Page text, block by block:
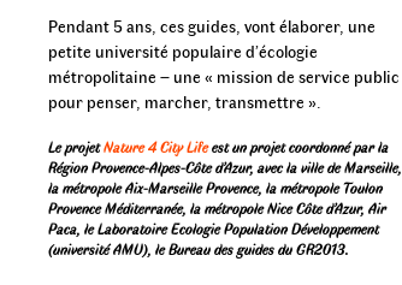
Pendant 5 ans, ces guides, vont élaborer, une
petite université populaire d’écologie
métropolitaine – une « mission de service public
pour penser, marcher, transmettre ».
Le projetNature 4 City Lifeest un projet coordonné par la
Région Provence-Alpes-Côte d’Azur, avec la ville de Marseille,
la métropole Aix-Marseille Provence, la métropole Toulon
Provence Méditerranée, la métropole Nice Côte d’Azur, Air
Paca, le Laboratoire Ecologie Population Développement
(université AMU), le Bureau des guides du GR2013.